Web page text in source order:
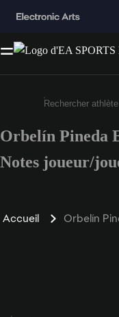
Saisissez au
Orbelín Pineda
Notes joueur/
Accueil Orbelín